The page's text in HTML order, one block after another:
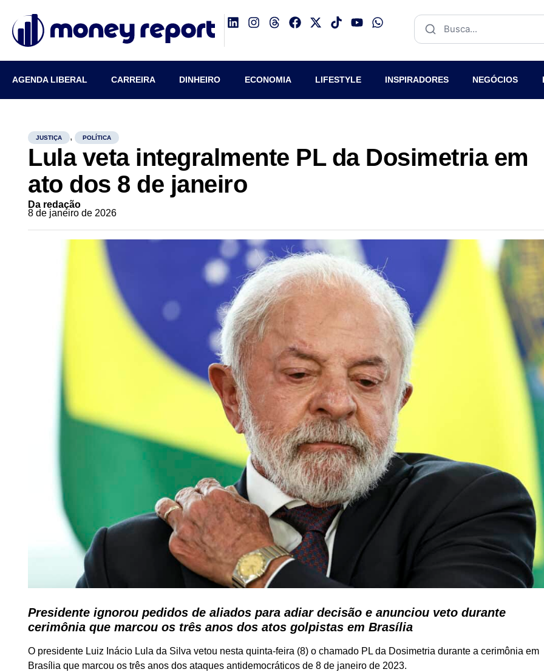
AGENDA LIBERAL CARREIRA DINHEIRO ECONOMIA LIFESTYLE INSPIRADORES NEGÓCIOS
JUSTIÇA , POLÍTICA
Lula veta integralmente PL da Dosimetria em
ato dos 8 de janeiro
Da redação
8 de janeiro de 2026
Presidente ignorou pedidos de aliados para adiar decisão e anunciou veto durante
cerimônia que marcou os três anos dos atos golpistas em Brasília
O presidente Luiz Inácio Lula da Silva vetou nesta quinta-feira (8) o chamado PL da Dosimetria durante a cerimônia em
Brasília que marcou os três anos dos ataques antidemocráticos de 8 de janeiro de 2023.